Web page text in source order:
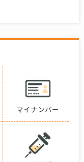
マイナンバー